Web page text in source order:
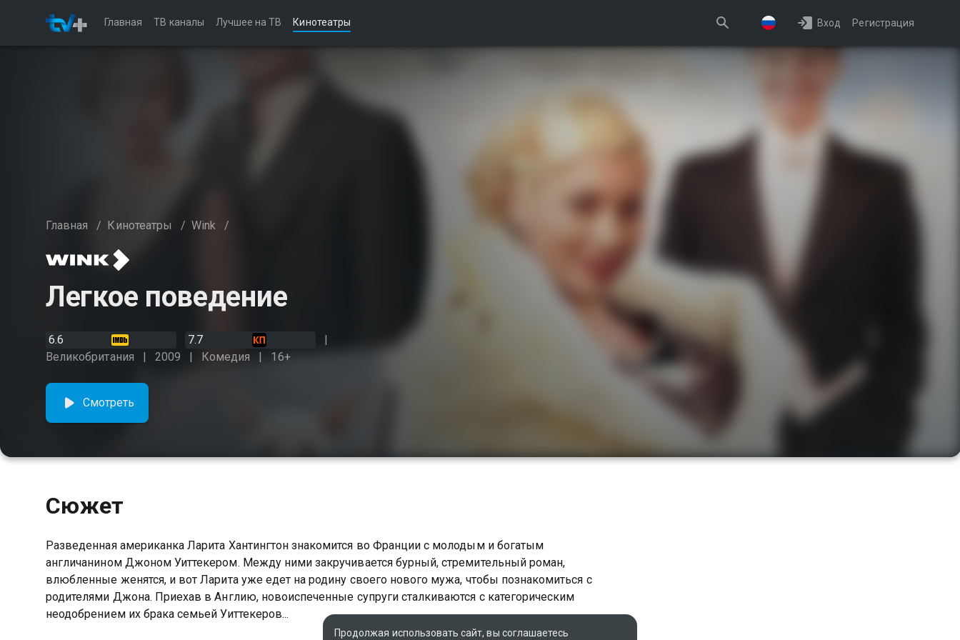
Главная ТВ каналы Лучшее на ТВ Кинотеатры Вход Регистрация
Главная / Кинотеатры / Wink /
Легкое поведение
6.6
7.7
Великобритания
2009 Комедия 16+
Смотреть
Сюжет
Разведенная американка Ларита Хантингтон знакомится во Франции с молодым и богатым
англичанином Джоном Уиттекером. Между ними закручивается бурный, стремительный роман,
влюбленные женятся, и вот Ларита уже едет на родину своего нового мужа, чтобы познакомиться с
родителями Джона. Приехав в Англию, новоиспеченные супруги сталкиваются с категорическим
неодобрением их брака семьей Уиттекеров...
Продолжая использовать сайт, вы соглашаетесь